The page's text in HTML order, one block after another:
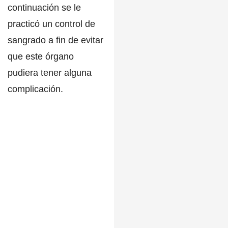
continuación se le
practicó un control de
sangrado a fin de evitar
que este órgano
pudiera tener alguna
complicación.